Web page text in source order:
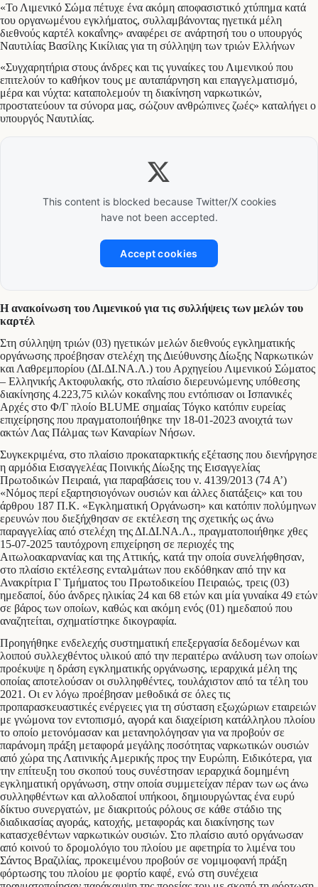
«Το Λιμενικό Σώμα πέτυχε ένα ακόμη αποφασιστικό χτύπημα κατά
του οργανωμένου εγκλήματος, συλλαμβάνοντας ηγετικά μέλη
διεθνούς καρτέλ κοκαΐνης» αναφέρει σε ανάρτησή του ο υπουργός
Ναυτιλίας Βασίλης Κικίλιας για τη σύλληψη των τριών Ελλήνων
«Συγχαρητήρια στους άνδρες και τις γυναίκες του Λιμενικού που
επιτελούν το καθήκον τους με αυταπάρνηση και επαγγελματισμό,
μέρα και νύχτα: καταπολεμούν τη διακίνηση ναρκωτικών,
προστατεύουν τα σύνορα μας, σώζουν ανθρώπινες ζωές» καταλήγει ο
υπουργός Ναυτιλίας.
This content is blocked because Twitter/X cookies
have not been accepted.
Accept cookies
Η ανακοίνωση του Λιμενικού για τις συλλήψεις των μελών του
καρτέλ
Στη σύλληψη τριών (03) ηγετικών μελών διεθνούς εγκληματικής
οργάνωσης προέβησαν στελέχη της Διεύθυνσης Δίωξης Ναρκωτικών
και Λαθρεμπορίου (ΔΙ.ΔΙ.ΝΑ.Λ.) του Αρχηγείου Λιμενικού Σώματος
– Ελληνικής Ακτοφυλακής, στο πλαίσιο διερευνώμενης υπόθεσης
διακίνησης 4.223,75 κιλών κοκαΐνης που εντόπισαν οι Ισπανικές
Αρχές στο Φ/Γ πλοίο BLUME σημαίας Τόγκο κατόπιν ευρείας
επιχείρησης που πραγματοποιήθηκε την 18-01-2023 ανοιχτά των
ακτών Λας Πάλμας των Καναρίων Νήσων.
Συγκεκριμένα, στο πλαίσιο προκαταρκτικής εξέτασης που διενήργησε
η αρμόδια Εισαγγελέας Ποινικής Δίωξης της Εισαγγελίας
Πρωτοδικών Πειραιά, για παραβάσεις του ν. 4139/2013 (74 Α’)
«Νόμος περί εξαρτησιογόνων ουσιών και άλλες διατάξεις» και του
άρθρου 187 Π.Κ. «Εγκληματική Οργάνωση» και κατόπιν πολύμηνων
ερευνών που διεξήχθησαν σε εκτέλεση της σχετικής ως άνω
παραγγελίας από στελέχη της ΔΙ.ΔΙ.ΝΑ.Λ., πραγματοποιήθηκε χθες
15-07-2025 ταυτόχρονη επιχείρηση σε περιοχές της
Αιτωλοακαρνανίας και της Αττικής, κατά την οποία συνελήφθησαν,
στο πλαίσιο εκτέλεσης ενταλμάτων που εκδόθηκαν από την κα
Ανακρίτρια Γ Τμήματος του Πρωτοδικείου Πειραιώς, τρεις (03)
ημεδαποί, δύο άνδρες ηλικίας 24 και 68 ετών και μία γυναίκα 49 ετών
σε βάρος των οποίων, καθώς και ακόμη ενός (01) ημεδαπού που
αναζητείται, σχηματίστηκε δικογραφία.
Προηγήθηκε ενδελεχής συστηματική επεξεργασία δεδομένων και
λοιπού συλλεχθέντος υλικού από την περαιτέρω ανάλυση των οποίων
προέκυψε η δράση εγκληματικής οργάνωσης, ιεραρχικά μέλη της
οποίας αποτελούσαν οι συλληφθέντες, τουλάχιστον από τα τέλη του
2021. Οι εν λόγω προέβησαν μεθοδικά σε όλες τις
προπαρασκευαστικές ενέργειες για τη σύσταση εξωχώριων εταιρειών
με γνώμονα τον εντοπισμό, αγορά και διαχείριση κατάλληλου πλοίου
το οποίο μετονόμασαν και μετανηολόγησαν για να προβούν σε
παράνομη πράξη μεταφορά μεγάλης ποσότητας ναρκωτικών ουσιών
από χώρα της Λατινικής Αμερικής προς την Ευρώπη. Ειδικότερα, για
την επίτευξη του σκοπού τους συνέστησαν ιεραρχικά δομημένη
εγκληματική οργάνωση, στην οποία συμμετείχαν πέραν των ως άνω
συλληφθέντων και αλλοδαποί υπήκοοι, δημιουργώντας ένα ευρύ
δίκτυο συνεργατών, με διακριτούς ρόλους σε κάθε στάδιο της
διαδικασίας αγοράς, κατοχής, μεταφοράς και διακίνησης των
κατασχεθέντων ναρκωτικών ουσιών. Στο πλαίσιο αυτό οργάνωσαν
από κοινού το δρομολόγιο του πλοίου με αφετηρία το λιμένα του
Σάντος Βραζιλίας, προκειμένου προβούν σε νομιμοφανή πράξη
φόρτωσης του πλοίου με φορτίο καφέ, ενώ στη συνέχεια